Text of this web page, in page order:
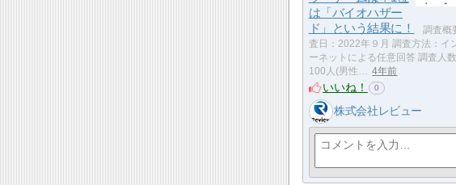
は「バイオハザー
ド」という結果に！
調査概
査日：2022年９月 調査方法：イ
ーネットによる任意回答 調査人数
100人(男性…
4年前
いいね！ 0
株式会社レビュー